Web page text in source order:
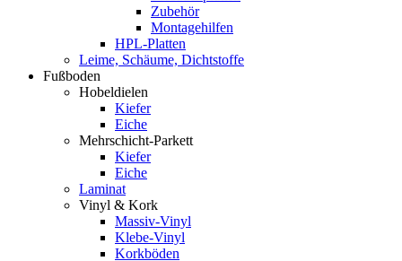
Zubehör
Montagehilfen
HPL-Platten
Leime, Schäume, Dichtstoffe
Fußboden
Hobeldielen
Kiefer
Eiche
Mehrschicht-Parkett
Kiefer
Eiche
Laminat
Vinyl & Kork
Massiv-Vinyl
Klebe-Vinyl
Korkböden